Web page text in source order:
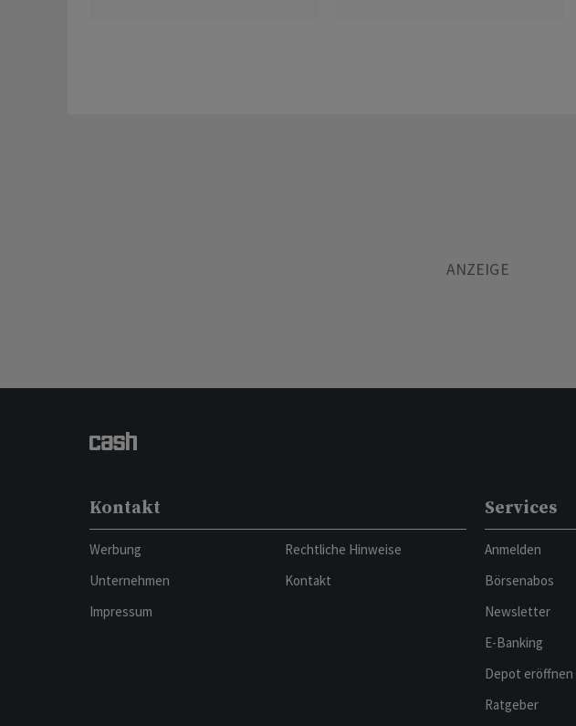
Kontakt
Werbung
Unternehmen
Impressum
Rechtliche Hinweise
Kontakt
Services
Anmelden
Börsenabos
Newsletter
E-Banking
Depot eröffnen
Ratgeber